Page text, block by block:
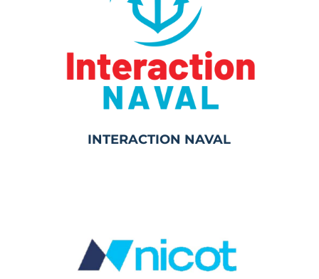
INTERACTION NAVAL